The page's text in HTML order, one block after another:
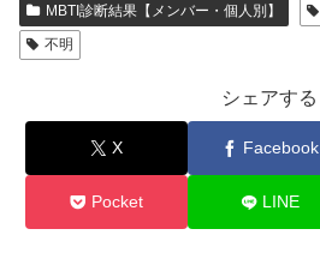
MBTI診断結果【メンバー・個人別】
不明
シェアする
X Facebook
Pocket LINE